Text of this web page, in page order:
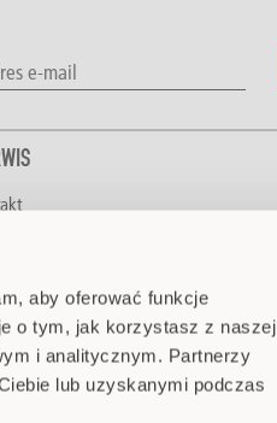
aby oferować funkcje
o tym, jak korzystasz z naszej
i analitycznym. Partnerzy
lub uzyskanymi podczas